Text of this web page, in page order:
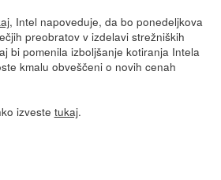
, Intel napoveduje, da bo ponedeljkova
preobratov v izdelavi strežniških
bi pomenila izboljšanje kotiranja Intela
kmalu obveščeni o novih cenah
izveste tukaj.